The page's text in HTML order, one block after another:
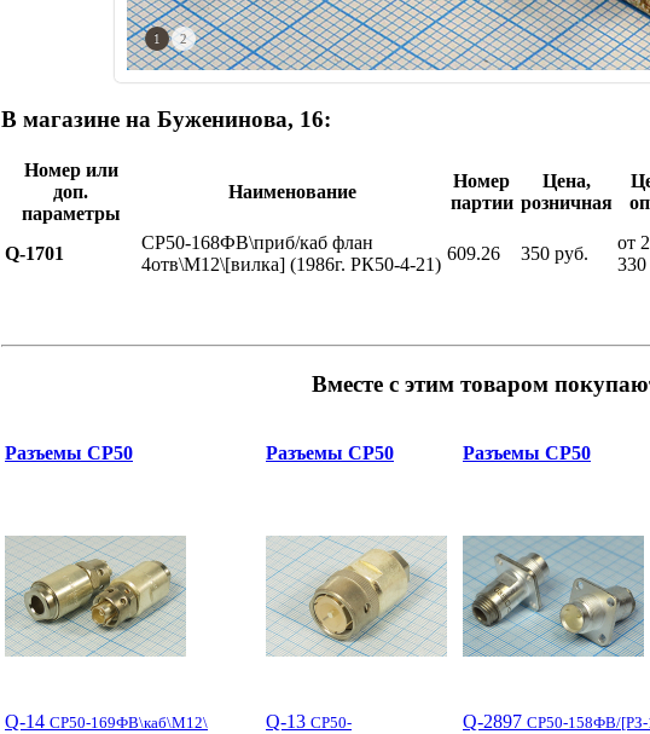
1 2
В магазине на Буженинова, 16:
Номер или
доп.
параметры
Наименование
Номер
партии
Цена,
розничная
Q-1701
СР50-168ФВ\приб/каб флан
4отв\М12\[вилка] (1986г. РК50-4-21)
609.26 350 руб.
от
330
Вместе с этим товаром
Разъемы СР50
Q-14 СР50-169ФВ\каб\М12\
Разъемы СР50
Q-13 СР50-
Разъемы СР50
Q-2897 СР50-158ФВ/[РЗ-